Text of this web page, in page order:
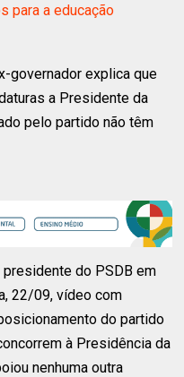
para a educação
governador explica que
a Presidente da
pelo partido não têm
do PSDB em
22/09, vídeo com
do partido
à Presidência da
nenhuma outra